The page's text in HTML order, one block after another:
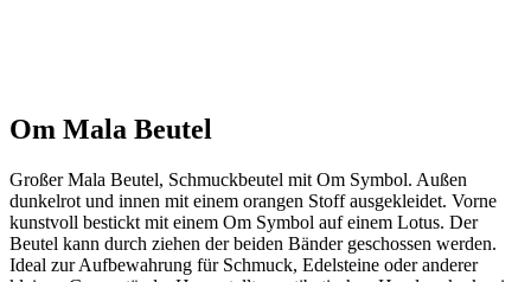
Om Mala Beutel
Großer Mala Beutel, Schmuckbeutel mit Om Symbol. Außen
dunkelrot und innen mit einem orangen Stoff ausgekleidet. Vorne
kunstvoll bestickt mit einem Om Symbol auf einem Lotus. Der
Beutel kann durch ziehen der beiden Bänder geschossen werden.
Ideal zur Aufbewahrung für Schmuck, Edelsteine oder anderer